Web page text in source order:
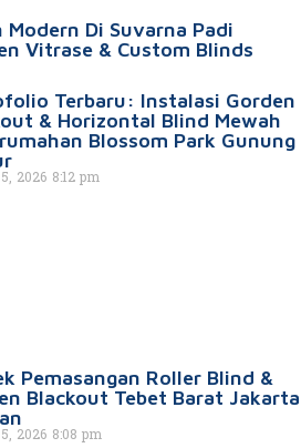
Di Suvarna Padi
Vitrase & Custom Blinds
Terbaru: Instalasi Gorden
& Horizontal Blind Mewah
Blossom Park Gunung
2026 8:12 pm
Pemasangan Roller Blind &
Blackout Tebet Barat Jakarta
2026 8:08 pm